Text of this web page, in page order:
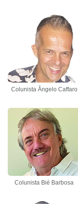
Colunista Ângelo Caffaro
Colunista Bié Barbosa